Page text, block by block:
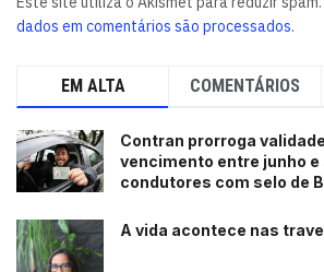
dados em comentários são processados.
EM ALTA COMENTÁRIOS
Contran prorroga
vencimento entre junho
condutores com selo de
A vida acontece nas